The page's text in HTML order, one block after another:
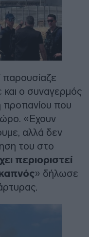
παρουσίαζε
και ο συναγερμός
προπανίου που
«Εχουν
αλλά δεν
του στο
περιοριστεί
» δήλωσε